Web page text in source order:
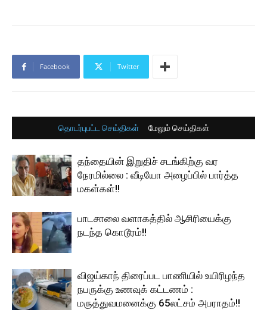
Facebook Twitter
தொடர்புபட்ட செய்திகள் மேலும் செய்திகள்
தந்தையின் இறுதிச் சடங்கிற்கு வர
நேரமில்லை : வீடியோ அழைப்பில் பார்த்த
மகள்கள்!!
பாடசாலை வளாகத்தில் ஆசிரியைக்கு
நடந்த கொடூரம்!!
விஜய்காந் திரைப்பட பாணியில் உயிரிழந்த
நபருக்கு உணவுக் கட்டணம் :
மருத்துவமனைக்கு 65லட்சம் அபராதம்!!